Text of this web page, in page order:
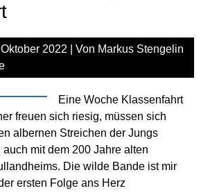
2022 | Von Markus Stengelin
Eine Woche Klassenfahrt
freuen sich riesig, müssen sich
albernen Streichen der Jungs
mit dem 200 Jahre alten
Die wilde Bande ist mir
ersten Folge ans Herz